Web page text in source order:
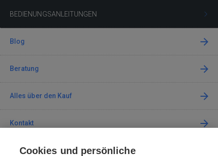
BEDIENUNGSANLEITUNGEN
Blog
Beratung
Alles über den Kauf
Kontakt
Cookies und persönliche